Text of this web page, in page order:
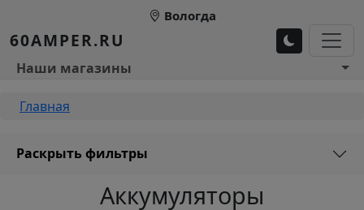
Перейти к основному содержанию
Вологда
60AMPER.RU
Основное меню 1
Наши магазины
Строка навигации
Главная
Раскрыть фильтры
Аккумуляторы